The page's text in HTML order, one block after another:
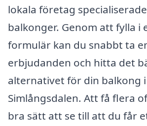
lokala företag
balkonger. Genom att fylla i
formulär kan du snabbt ta
erbjudanden och hitta det
alternativet för din balkong i
Simlångsdalen. Att få flera
bra sätt att se till att du får